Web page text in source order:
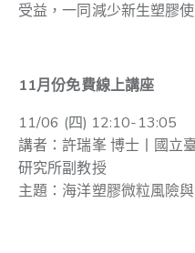
受益，一同減少新生塑膠使
11月份免費線上講座
11/06 (四) 12:10-13:05
講者：許瑞峯 博士丨國立
研究所副教授
主題：海洋塑膠微粒風險